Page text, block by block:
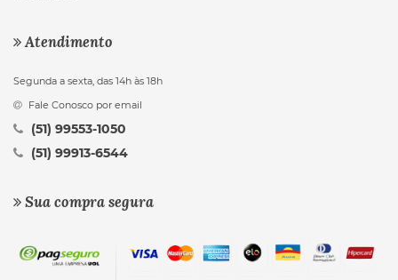
Atendimento
Segunda a sexta, das 14h às 18h
Fale Conosco por email
(51) 99553-1050
(51) 99913-6544
Sua compra segura